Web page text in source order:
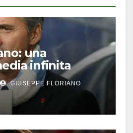
una
infinita
GIUSEPPE FLORIANO